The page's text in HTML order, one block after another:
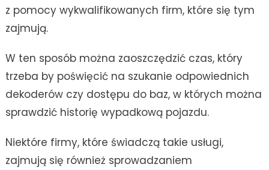
z pomocy wykwalifikowanych firm, które się tym
zajmują.
W ten sposób można zaoszczędzić czas, który
trzeba by poświęcić na szukanie odpowiednich
dekoderów czy dostępu do baz, w których można
sprawdzić historię wypadkową pojazdu.
Niektóre firmy, które świadczą takie usługi,
zajmują się również sprowadzaniem